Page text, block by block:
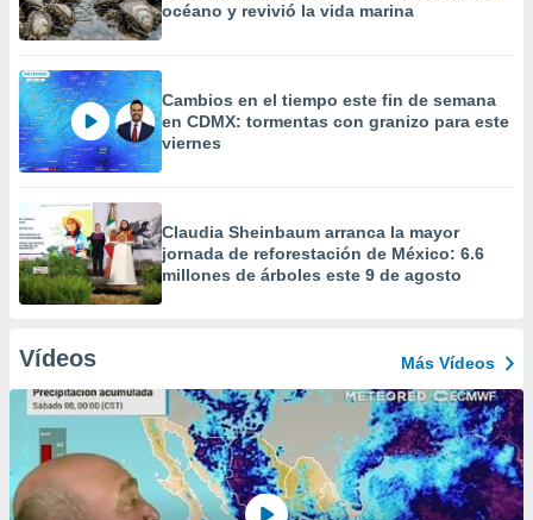
océano y revivió la vida marina
Cambios en el tiempo este fin de semana
en CDMX: tormentas con granizo para este
viernes
Claudia Sheinbaum arranca la mayor
jornada de reforestación de México: 6.6
millones de árboles este 9 de agosto
Vídeos Más Vídeos